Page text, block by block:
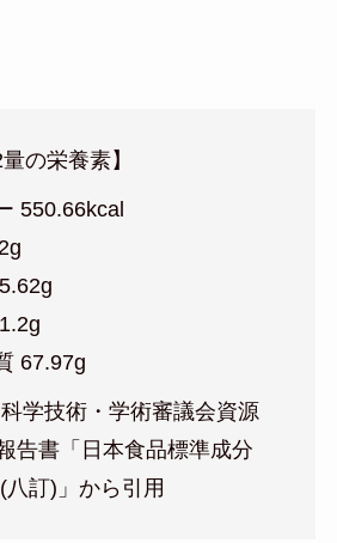
の栄養素】
550.66kcal
67.97g
学技術・学術審議会資源
告書「日本食品標準成分
訂)」から引用